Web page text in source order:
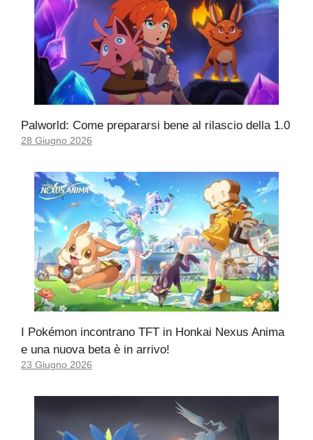
Palworld: Come prepararsi bene al rilascio della 1.0
28 Giugno 2026
I Pokémon incontrano TFT in Honkai Nexus Anima
e una nuova beta è in arrivo!
23 Giugno 2026